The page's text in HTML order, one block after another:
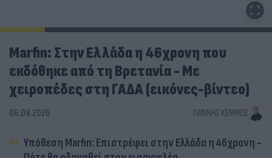
Marfin: Στην Ελλάδα η 46χρονη που
εκδόθηκε από τη Βρετανία - Με
χειροπέδες στη ΓΑΔΑ (εικόνες-βίντεο)
06.08.2026 ΓΙΆΝΝΗΣ ΚΈΜΜΟΣ
Υπόθεση Marfin: Επιστρέφει στην Ελλάδα η 46χρονη -